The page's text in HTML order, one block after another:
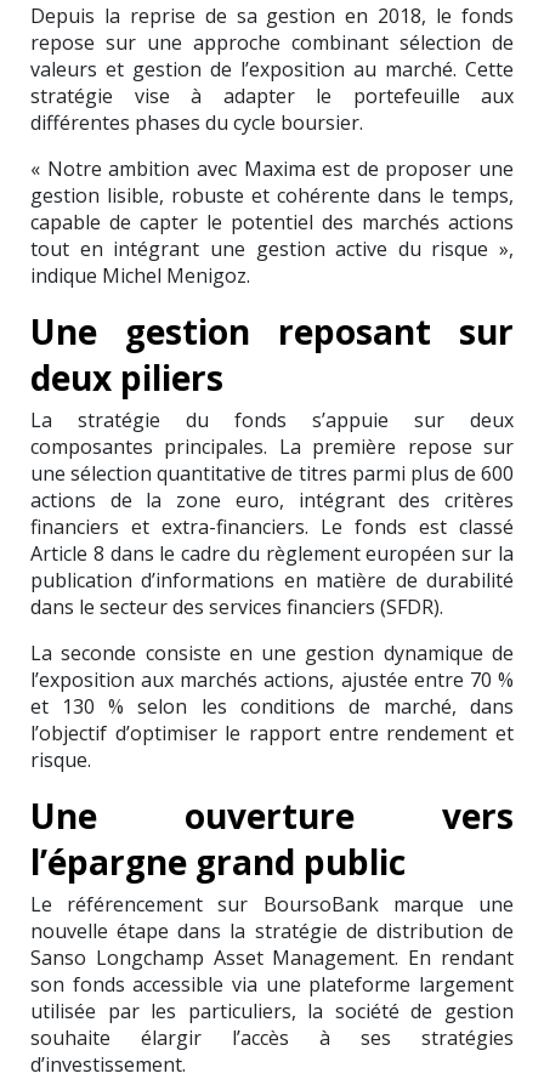
Depuis la reprise de sa gestion en 2018, le fonds
repose sur une approche combinant sélection de
valeurs et gestion de l’exposition au marché. Cette
stratégie vise à adapter le portefeuille aux
différentes phases du cycle boursier.
« Notre ambition avec Maxima est de proposer une
gestion lisible, robuste et cohérente dans le temps,
capable de capter le potentiel des marchés actions
tout en intégrant une gestion active du risque »,
indique Michel Menigoz.
Une gestion reposant sur
deux piliers
La stratégie du fonds s’appuie sur deux
composantes principales. La première repose sur
une sélection quantitative de titres parmi plus de 600
actions de la zone euro, intégrant des critères
financiers et extra-financiers. Le fonds est classé
Article 8 dans le cadre du règlement européen sur la
publication d’informations en matière de durabilité
dans le secteur des services financiers (SFDR).
La seconde consiste en une gestion dynamique de
l’exposition aux marchés actions, ajustée entre 70 %
et 130 % selon les conditions de marché, dans
l’objectif d’optimiser le rapport entre rendement et
risque.
Une ouverture vers
l’épargne grand public
Le référencement sur BoursoBank marque une
nouvelle étape dans la stratégie de distribution de
Sanso Longchamp Asset Management. En rendant
son fonds accessible via une plateforme largement
utilisée par les particuliers, la société de gestion
souhaite élargir l’accès à ses stratégies
d’investissement.